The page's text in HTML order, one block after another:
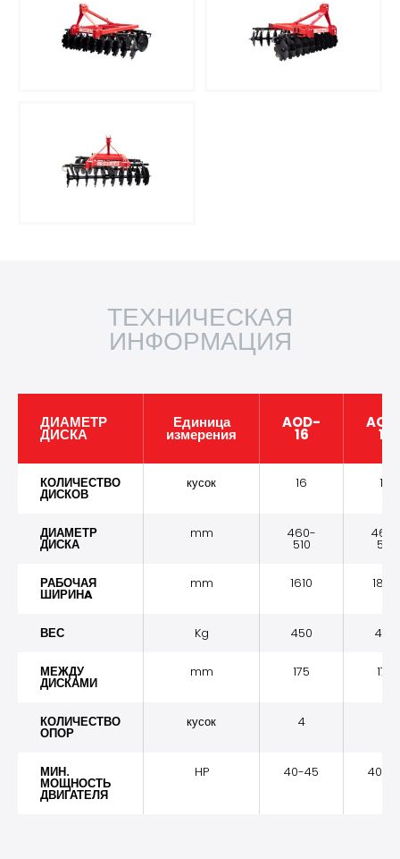
ТЕХНИЧЕСКАЯ
ИНФОРМАЦИЯ
ДИАМЕТР
ДИСКА
Единица
измерения
AOD-
16 18
КОЛИЧЕСТВО
ДИСКОВ
кусок 16 18
ДИАМЕТР
ДИСКА
mm 460-
510
460-
510
РАБОЧАЯ
ШИРИНA
mm 1610 1840
ВЕС Kg 450 475
МЕЖДУ
ДИСКАМИ
mm 175 175
КОЛИЧЕСТВО
ОПОР
кусок 4
МИН.
МОЩНОСТЬ
ДВИГАТЕЛЯ
HP 40-45 40-